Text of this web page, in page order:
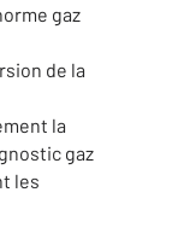
gaz
de la
la
gaz
les